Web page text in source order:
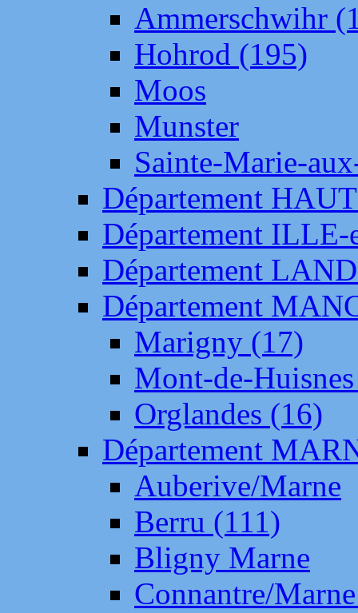
Ammerschwihr
Hohrod (195)
Moos
Munster
Sainte-Marie-
Département
Département
Département
Département
Marigny (17)
Mont-de-
Orglandes (16)
Département
Auberive/Marne
Berru (111)
Bligny Marne
Connantre/